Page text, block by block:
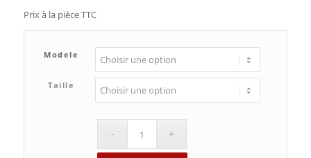
Prix à la pièce TTC
Modele
Taille